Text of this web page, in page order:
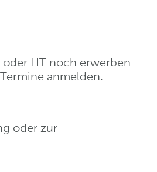
HT noch erwerben
anmelden.
oder zur